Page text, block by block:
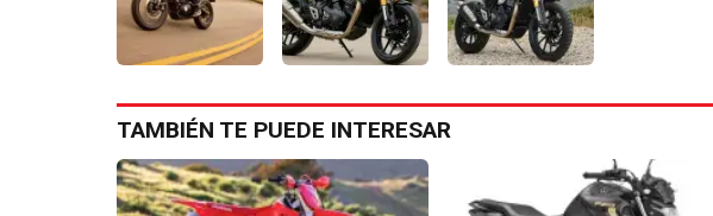
TAMBIÉN TE PUEDE INTERESAR